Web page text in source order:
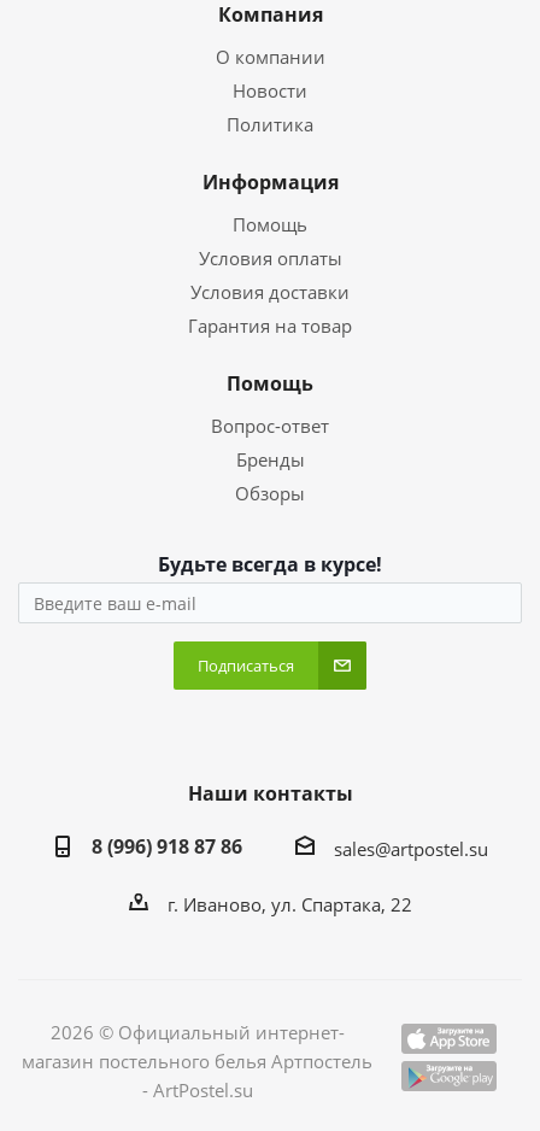
Компания
О компании
Новости
Политика
Информация
Помощь
Условия оплаты
Условия доставки
Гарантия на товар
Помощь
Вопрос-ответ
Бренды
Обзоры
Будьте всегда в курсе!
Подписаться
Наши контакты
8 (996) 918 87 86
sales@artpostel.su
г. Иваново, ул. Спартака, 22
2026 © Официальный интернет-
магазин постельного белья Артпостель
- ArtPostel.su